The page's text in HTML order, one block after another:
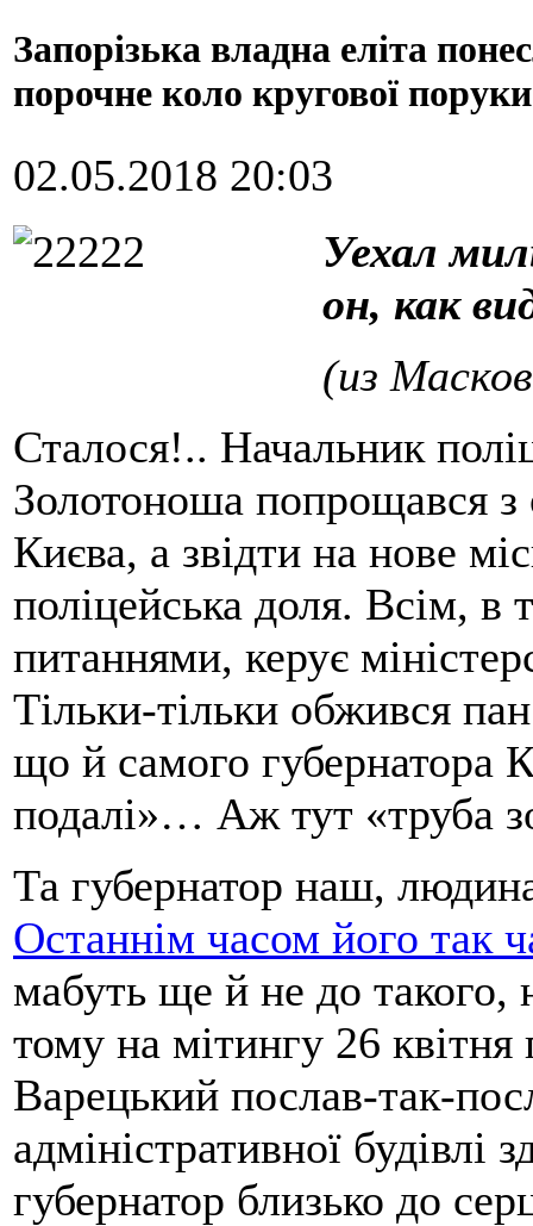
Запорізька владна еліта
порочне коло кругової поруки
02.05.2018 20:03
Уехал
он, как
(из
Сталося!.. Начальник
Золотоноша попрощався з
Києва, а звідти на нове
поліцейська доля. Всім, в
питаннями, керує
Тільки-тільки обжився
що й самого губернатора
подалі»… Аж тут «труба
Та губернатор наш,
Останнім часом його так
мабуть ще й не до такого,
тому на мітингу 26
Варецький послав-так-
адміністративної
губернатор близько до